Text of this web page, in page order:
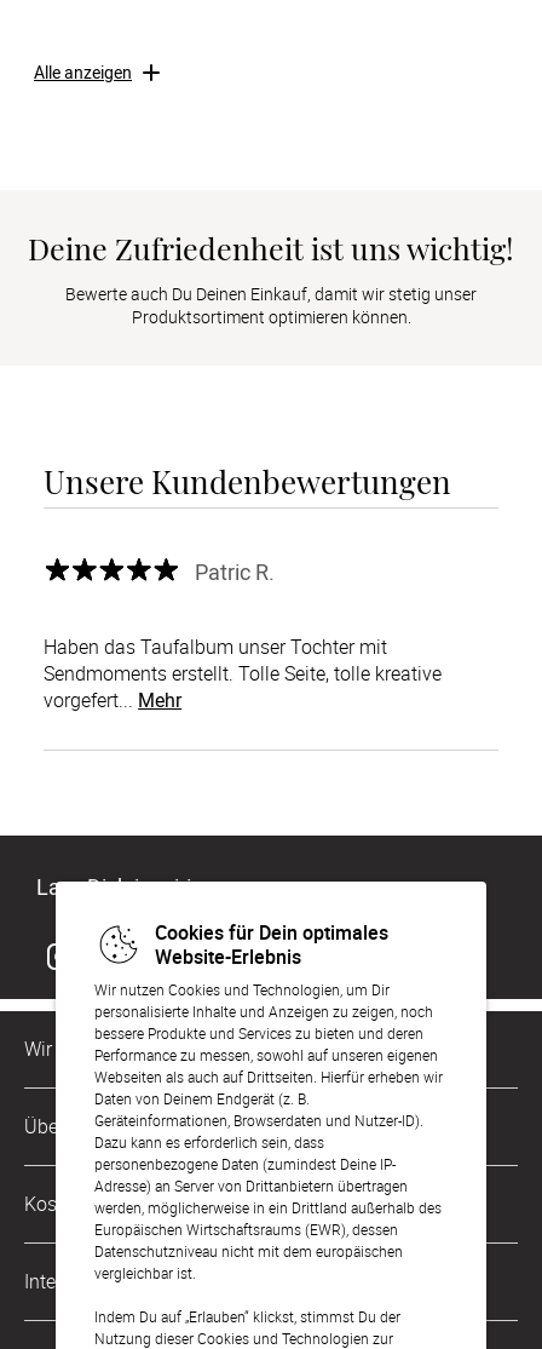
Cookies für Dein optimales
Website-Erlebnis
Wir nutzen Cookies und Technologien, um Dir
personalisierte Inhalte und Anzeigen zu zeigen, noch
bessere Produkte und Services zu bieten und deren
Performance zu messen, sowohl auf unseren eigenen
Webseiten als auch auf Drittseiten. Hierfür erheben wir
Daten von Deinem Endgerät (z. B.
Geräteinformationen, Browserdaten und Nutzer-ID).
Dazu kann es erforderlich sein, dass
personenbezogene Daten (zumindest Deine IP-
Adresse) an Server von Drittanbietern übertragen
werden, möglicherweise in ein Drittland außerhalb des
Europäischen Wirtschaftsraums (EWR), dessen
Datenschutzniveau nicht mit dem europäischen
vergleichbar ist.
Indem Du auf „Erlauben“ klickst, stimmst Du der
Nutzung dieser Cookies und Technologien zur
Alle anzeigen
Deine Zufriedenheit ist uns wichtig!
Bewerte auch Du Deinen Einkauf, damit wir stetig unser
Produktsortiment optimieren können.
Unsere Kundenbewertungen
Patric R.
Haben das Taufalbum unser Tochter mit
Sendmoments erstellt. Tolle Seite, tolle kreative
vorgefert... Mehr
Lass Dich inspirieren
Wir sind für Dich da
Kundenservice-Hotline
0221 956 725 10
Mo. - Fr. von 9 bis 17 Uhr
kontakt@sendmoments.de
Über Uns
Philosophie
Karriere
Impressum
AGB & Widerrufsrecht
Kostenlose Services
Musterkarten
Digitale Fotoalben
International
Österreich